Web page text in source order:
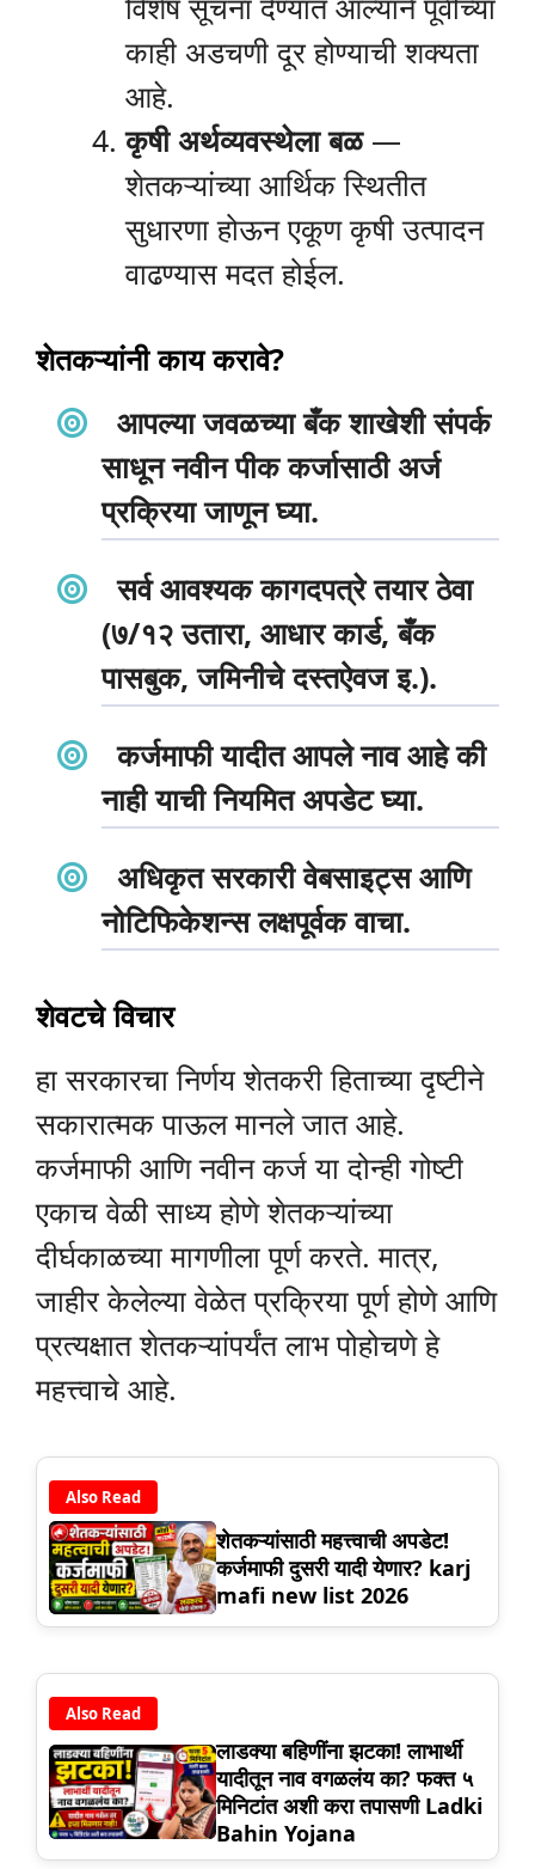
काही अडचणी दूर होण्याची शक्यता
आहे.
कृषी अर्थव्यवस्थेला बळ—
शेतकऱ्यांच्या आर्थिक स्थितीत
सुधारणा होऊन एकूण कृषी उत्पादन
वाढण्यास मदत होईल.
शेतकऱ्यांनी काय करावे?
आपल्या जवळच्या बँक शाखेशी संपर्क
साधून नवीन पीक कर्जासाठी अर्ज
प्रक्रिया जाणून घ्या.
सर्व आवश्यक कागदपत्रे तयार ठेवा
(७/१२ उतारा, आधार कार्ड, बँक
पासबुक, जमिनीचे दस्तऐवज इ.).
कर्जमाफी यादीत आपले नाव आहे की
नाही याची नियमित अपडेट घ्या.
अधिकृत सरकारी वेबसाइट्स आणि
नोटिफिकेशन्स लक्षपूर्वक वाचा.
शेवटचे विचार
हा सरकारचा निर्णय शेतकरी हिताच्या दृष्टीने
सकारात्मक पाऊल मानले जात आहे.
कर्जमाफी आणि नवीन कर्ज या दोन्ही गोष्टी
एकाच वेळी साध्य होणे शेतकऱ्यांच्या
दीर्घकाळच्या मागणीला पूर्ण करते. मात्र,
जाहीर केलेल्या वेळेत प्रक्रिया पूर्ण होणे आणि
प्रत्यक्षात शेतकऱ्यांपर्यंत लाभ पोहोचणे हे
महत्त्वाचे आहे.
Also Read
शेतकऱ्यांसाठी महत्त्वाची अपडेट!
कर्जमाफी दुसरी यादी येणार? karj
mafi new list 2026
Also Read
लाडक्या बहिणींना झटका! लाभार्थी
यादीतून नाव वगळलंय का? फक्त ५
मिनिटांत अशी करा तपासणी Ladki
Bahin Yojana